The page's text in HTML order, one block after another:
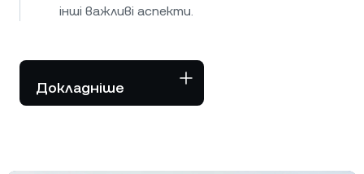
інші важливі аспекти.
Докладніше